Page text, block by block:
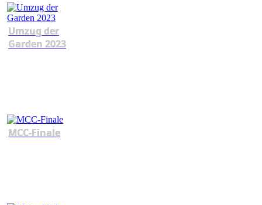
Umzug der
Garden 2023
MCC-Finale